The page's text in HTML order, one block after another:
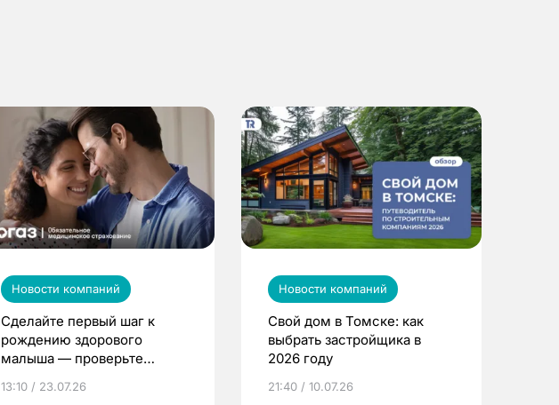
Новости компаний
Сделайте первый шаг к
рождению здорового
малыша — проверьте
по ОМС!
13:10 / 23.07.26
Новости компаний
Свой дом в Томске: как
выбрать застройщика в
2026 году
21:40 / 10.07.26